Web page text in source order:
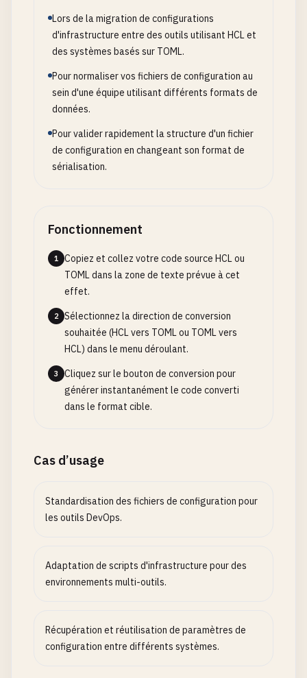
Lors de la migration de configurations
d'infrastructure entre des outils utilisant HCL et
des systèmes basés sur TOML.
Pour normaliser vos fichiers de configuration au
sein d'une équipe utilisant différents formats de
données.
Pour valider rapidement la structure d'un fichier
de configuration en changeant son format de
sérialisation.
Fonctionnement
1
Copiez et collez votre code source HCL ou
TOML dans la zone de texte prévue à cet
effet.
2
Sélectionnez la direction de conversion
souhaitée (HCL vers TOML ou TOML vers
HCL) dans le menu déroulant.
3
Cliquez sur le bouton de conversion pour
générer instantanément le code converti
dans le format cible.
Cas d’usage
Standardisation des fichiers de configuration pour
les outils DevOps.
Adaptation de scripts d'infrastructure pour des
environnements multi-outils.
Récupération et réutilisation de paramètres de
configuration entre différents systèmes.